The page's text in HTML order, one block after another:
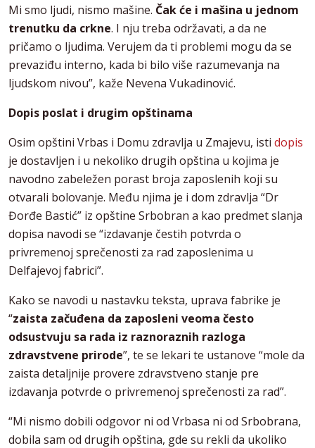
Mi smo ljudi, nismo mašine. Čak će i mašina u jednom
trenutku da crkne. I nju treba održavati, a da ne
pričamo o ljudima. Verujem da ti problemi mogu da se
prevaziđu interno, kada bi bilo više razumevanja na
ljudskom nivou”, kaže Nevena Vukadinović.
Dopis poslat i drugim opštinama
Osim opštini Vrbas i Domu zdravlja u Zmajevu, isti dopis
je dostavljen i u nekoliko drugih opština u kojima je
navodno zabeležen porast broja zaposlenih koji su
otvarali bolovanje. Među njima je i dom zdravlja “Dr
Đorđe Bastić” iz opštine Srbobran a kao predmet slanja
dopisa navodi se “izdavanje čestih potvrda o
privremenoj sprečenosti za rad zaposlenima u
Delfajevoj fabrici”.
Kako se navodi u nastavku teksta, uprava fabrike je
“zaista začuđena da zaposleni veoma često
odsustvuju sa rada iz raznoraznih razloga
zdravstvene prirode”, te se lekari te ustanove “mole da
zaista detaljnije provere zdravstveno stanje pre
izdavanja potvrde o privremenoj sprečenosti za rad”.
“Mi nismo dobili odgovor ni od Vrbasa ni od Srbobrana,
dobila sam od drugih opština, gde su rekli da ukoliko